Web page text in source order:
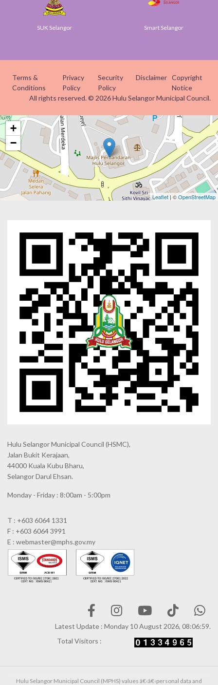
SUK Selangor Smart Selangor
Terms &
Conditions
Privacy
Policy
Security
Policy
Disclaimer Copyright
Notice
All rights reserved. © 2026 Hulu Selangor Municipal Council.
+
−
Leaflet | ©OpenStreetMap
Hulu Selangor Municipal Council (HSMC),
Jalan Bukit Kerajaan,
44000 Kuala Kubu Bharu,
Selangor Darul Ehsan.
Monday - Friday : 8:00am - 5:00pm
T : +603 6064 1331
F : +603 6064 3991
E : webmaster@mphs.gov.my
Latest Update : Monday 10 August 2026, 08:06:59.
Total Visitors :
Hulu Selangor Municipal Council (MPHS) values â€‹â€‹personal data and